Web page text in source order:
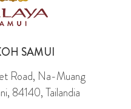
SAMUI
Road, Na-Muang
84140, Tailandia